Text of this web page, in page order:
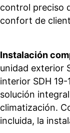
control preciso
confort de
Instalación
unidad exterior
interior SDH
solución
climatización.
incluida, la